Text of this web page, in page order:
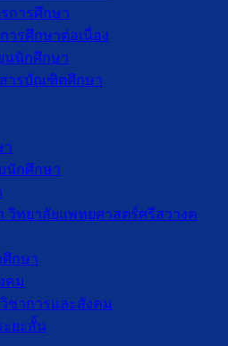
การศึกษา
ารศึกษาต่อเนื่อง
นนักศึกษา
ารบัณฑิตศึกษา
า
นักศึกษา
วิทยาลัยแพทยศาสตร์ศรีสวางค
กษา
คม
ชาการและสังคม
ยะสั้น